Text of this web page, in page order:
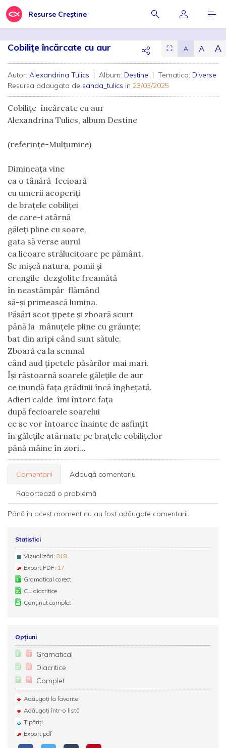
Resurse Creștine
Cobilițe încărcate cu aur ⛶ A A A
Autor: Alexandrina Tulics | Album: Destine | Tematica: Diverse
Resursa adaugata de sanda_tulics in 23/03/2025
Cobilițe  încărcate cu aur
Alexandrina Tulics, album Destine
(referințe-Mulțumire)
Dimineața vine
ca o tânără  fecioară
cu umerii acoperiți
de brațele cobiliței
de care-i atârnă
găleți pline cu soare,
gata să verse aurul
ca licoare strălucitoare pe pământ.
Se mișcă natura, pomii și
crengile  dezgolite freamătă
în neastâmpăr  flămând
să-și primească lumina.
Păsări scot țipete și zboară scurt
până la  mânuțele pline cu grăunțe;
bat din aripi când sunt sătule.
Zboară ca la semnal
când aud țipetele păsărilor mai mari.
Își răstoarnă soarele gălețile de aur
ce inundă fața grădinii încă înghețată.
Adieri calde  îmi întorc fața
după fecioarele soarelui
ce se vor întoarce înainte de asfințit
în gălețile atârnate pe brațele cobilițelor
până mâine în zori…
Comentarii Adaugă comentariu
Raportează o problemă
Până în acest moment nu au fost adăugate comentarii.
Statistici
Vizualizări: 318
Export PDF: 17
Gramatical corect
Cu diacritice
Conținut complet
Opțiuni
Gramatical
Diacritice
Complet
Adăugați la favorite
Adăugați într-o listă
Tipăriți
Export pdf